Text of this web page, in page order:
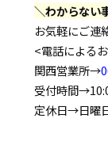
＼わからない
お気軽にご連
<電話による
関西営業所→
受付時間
定休日→日曜